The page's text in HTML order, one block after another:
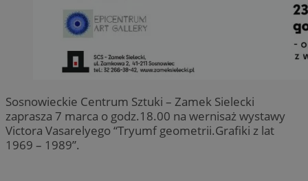
Sosnowieckie Centrum Sztuki – Zamek Sielecki
zaprasza 7 marca o godz.18.00 na wernisaż wystawy
Victora Vasarelyego “Tryumf geometrii.Grafiki z lat
1969 – 1989”.